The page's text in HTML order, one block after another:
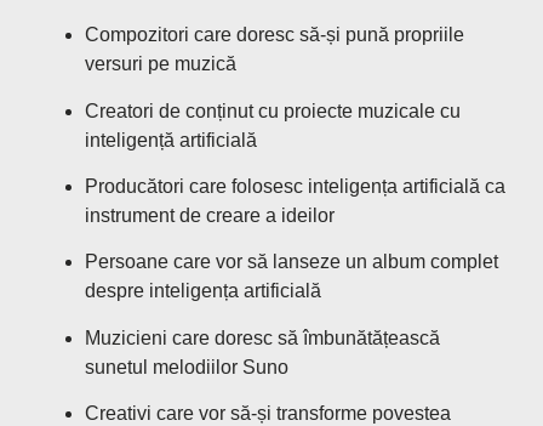
Compozitori care doresc să-și pună propriile
versuri pe muzică
Creatori de conținut cu proiecte muzicale cu
inteligență artificială
Producători care folosesc inteligența artificială ca
instrument de creare a ideilor
Persoane care vor să lanseze un album complet
despre inteligența artificială
Muzicieni care doresc să îmbunătățească
sunetul melodiilor Suno
Creativi care vor să-și transforme povestea